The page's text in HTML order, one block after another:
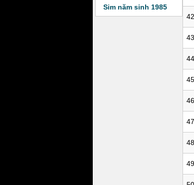
Sim năm sinh 1985
42
43
44
45
46
47
48
49